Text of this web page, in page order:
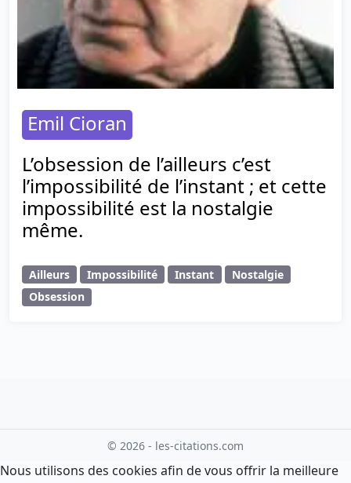
Emil Cioran
L’obsession de l’ailleurs c’est
l’impossibilité de l’instant ; et cette
impossibilité est la nostalgie
même.
Ailleurs Impossibilité Instant
Nostalgie
Obsession
© 2026 - les-citations.com
Nous utilisons des cookies afin de vous offrir la meilleure